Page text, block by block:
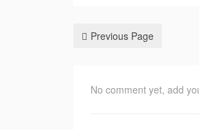
Previous Page
No comment yet, add